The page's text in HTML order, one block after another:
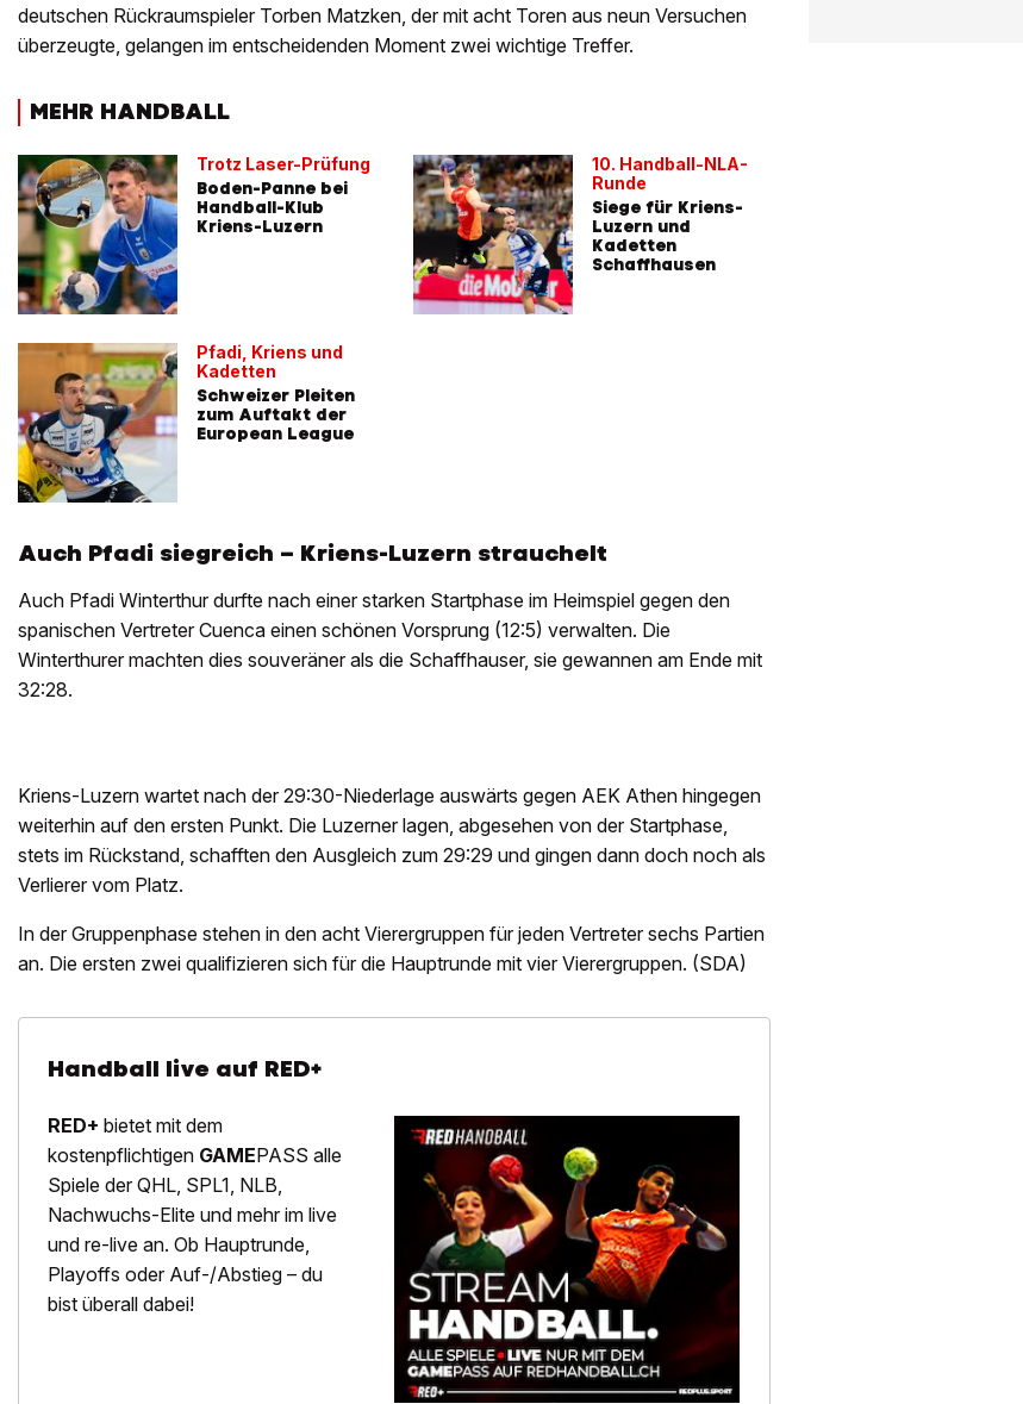
deutschen Rückraumspieler Torben Matzken, der mit acht Toren aus neun Versuchen
überzeugte, gelangen im entscheidenden Moment zwei wichtige Treffer.
MEHR HANDBALL
Trotz Laser-Prüfung
Boden-Panne bei
Handball-Klub
Kriens-Luzern
Pfadi, Kriens und
Kadetten
Schweizer Pleiten
zum Auftakt der
European League
10. Handball-NLA-
Runde
Siege für Kriens-
Luzern und
Kadetten
Schaffhausen
Auch Pfadi siegreich – Kriens-Luzern strauchelt
Auch Pfadi Winterthur durfte nach einer starken Startphase im Heimspiel gegen den
spanischen Vertreter Cuenca einen schönen Vorsprung (12:5) verwalten. Die
Winterthurer machten dies souveräner als die Schaffhauser, sie gewannen am Ende mit
32:28.
Kriens-Luzern wartet nach der 29:30-Niederlage auswärts gegen AEK Athen hingegen
weiterhin auf den ersten Punkt. Die Luzerner lagen, abgesehen von der Startphase,
stets im Rückstand, schafften den Ausgleich zum 29:29 und gingen dann doch noch als
Verlierer vom Platz.
In der Gruppenphase stehen in den acht Vierergruppen für jeden Vertreter sechs Partien
an. Die ersten zwei qualifizieren sich für die Hauptrunde mit vier Vierergruppen. (SDA)
Handball live auf RED+
RED+ bietet mit dem
kostenpflichtigen GAMEPASS alle
Spiele der QHL, SPL1, NLB,
Nachwuchs-Elite und mehr im live
und re-live an. Ob Hauptrunde,
Playoffs oder Auf-/Abstieg – du
bist überall dabei!